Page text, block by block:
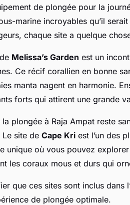
de plongée pour la
marine incroyables qu’il
chaque site a quelque
Melissa’s Garden est un
Ce récif corallien en bonne
manta nagent en harmonie.
forts qui attirent une grande
la plongée à Raja Ampat reste
site de Cape Kri est l’un des
unique où vous pouvez
les coraux mous et durs qui
que ces sites sont inclus dans
de plongée optimale.